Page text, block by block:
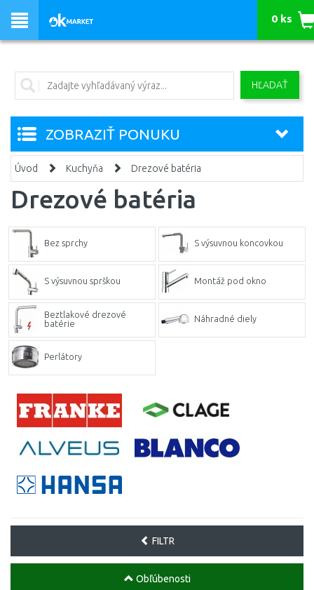
HĽADAŤ
0 ks
ZOBRAZIŤ PONUKU
Úvod Kuchyňa Drezové batéria
Drezové batéria
Bez sprchy S výsuvnou koncovkou
S výsuvnou sprškou Montáž pod okno
Beztlakové drezové
batérie
Náhradné diely
Perlátory
FILTR
Obľúbenosti